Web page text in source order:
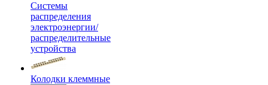
Системы
распределения
электроэнергии/
распределительные
устройства
Колодки клеммные